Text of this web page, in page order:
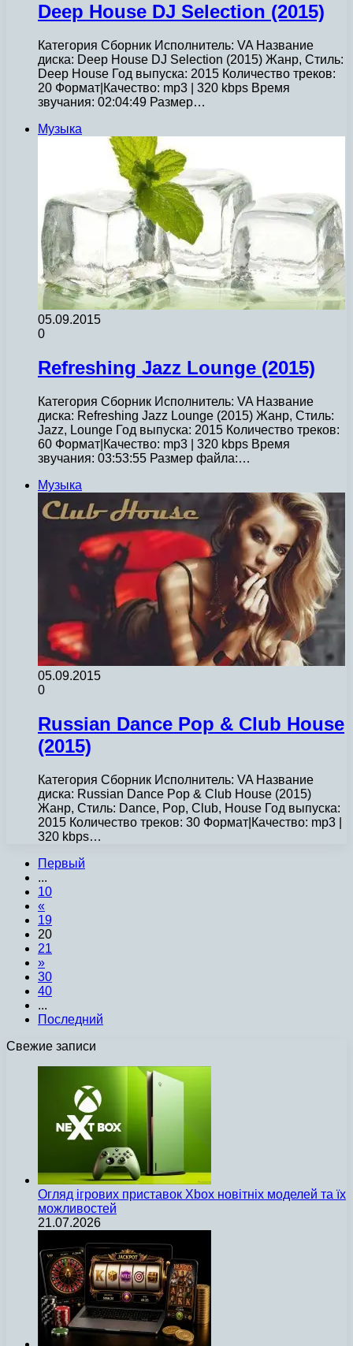
Deep House DJ Selection (2015)
Категория Сборник Исполнитель: VA Название
диска: Deep House DJ Selection (2015) Жанр, Стиль:
Deep House Год выпуска: 2015 Количество треков:
20 Формат|Качество: mp3 | 320 kbps Время
звучания: 02:04:49 Размер…
Музыка
05.09.2015
0
Refreshing Jazz Lounge (2015)
Категория Сборник Исполнитель: VA Название
диска: Refreshing Jazz Lounge (2015) Жанр, Стиль:
Jazz, Lounge Год выпуска: 2015 Количество треков:
60 Формат|Качество: mp3 | 320 kbps Время
звучания: 03:53:55 Размер файла:…
Музыка
05.09.2015
0
Russian Dance Pop & Club House
(2015)
Категория Сборник Исполнитель: VA Название
диска: Russian Dance Pop & Club House (2015)
Жанр, Стиль: Dance, Pop, Club, House Год выпуска:
2015 Количество треков: 30 Формат|Качество: mp3 |
320 kbps…
Первый
...
10
«
19
20
21
»
30
40
...
Последний
Свежие записи
Огляд ігрових приставок Xbox новітніх моделей та їх
можливостей
21.07.2026